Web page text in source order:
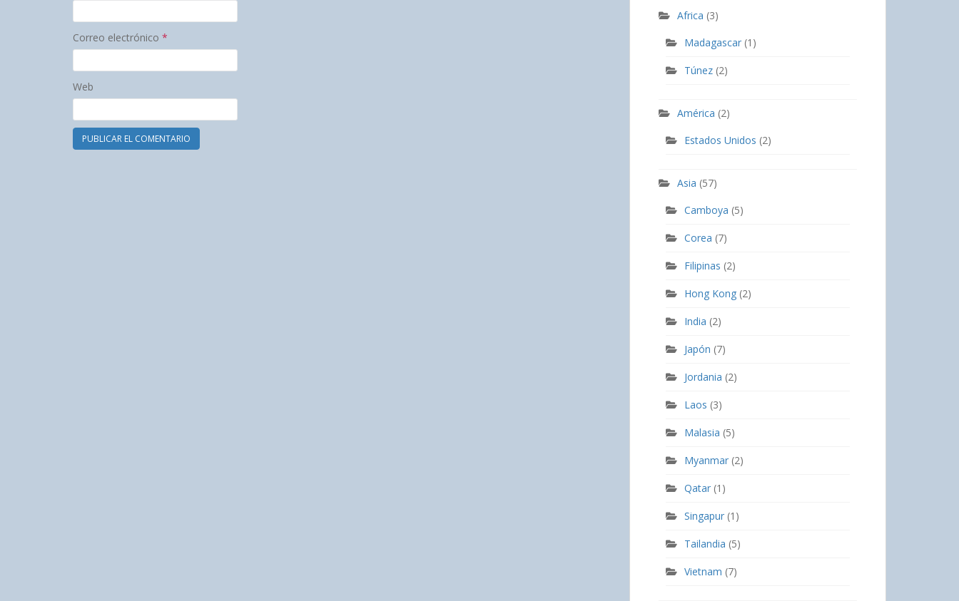
Correo electrónico *
Web
Africa (3)
Madagascar (1)
Túnez (2)
América (2)
Estados Unidos (2)
Asia (57)
Camboya (5)
Corea (7)
Filipinas (2)
Hong Kong (2)
India (2)
Japón (7)
Jordania (2)
Laos (3)
Malasia (5)
Myanmar (2)
Qatar (1)
Singapur (1)
Tailandia (5)
Vietnam (7)